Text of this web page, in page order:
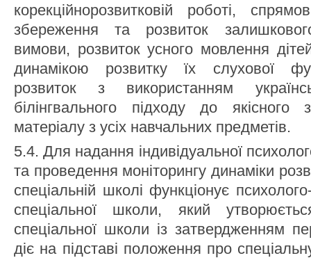
корекційнорозвитковій роботі,
збереження та розвиток
вимови, розвиток усного мовлення
динамікою розвитку їх слухової
розвиток з використанням
білінгвального підходу до якісного
матеріалу з усіх навчальних предметів.
5.4. Для надання індивідуальної
та проведення моніторингу динаміки
спеціальній школі функціонує
спеціальної школи, який
спеціальної школи із затвердженням
діє на підставі положення про